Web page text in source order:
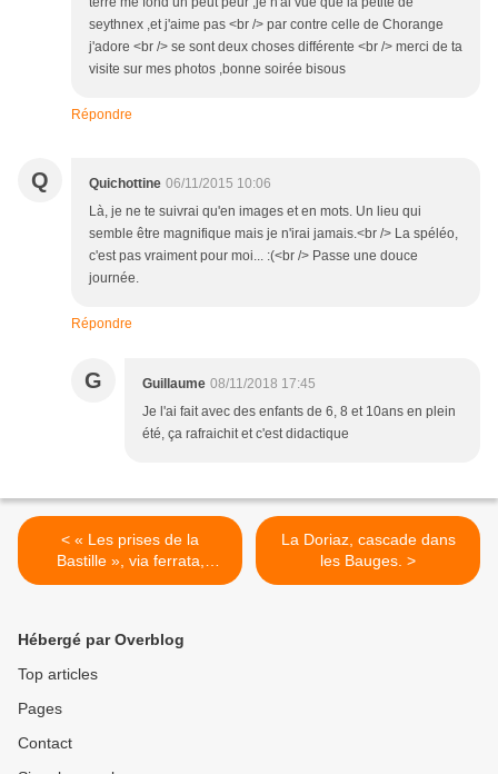
seythnex ,et j'aime pas <br /> par contre celle de Chorange
j'adore <br /> se sont deux choses différente <br /> merci de ta
visite sur mes photos ,bonne soirée bisous
Répondre
Q Quichottine 06/11/2015 10:06
Là, je ne te suivrai qu'en images et en mots. Un lieu qui
semble être magnifique mais je n'irai jamais.<br /> La spéléo,
c'est pas vraiment pour moi... :(<br /> Passe une douce
journée.
Répondre
G Guillaume 08/11/2018 17:45
Je l'ai fait avec des enfants de 6, 8 et 10ans en plein
été, ça rafraichit et c'est didactique
< « Les prises de la
Bastille », via ferrata,
Grenoble.
La Doriaz, cascade dans
les Bauges. >
Hébergé par Overblog
Top articles
Pages
Contact